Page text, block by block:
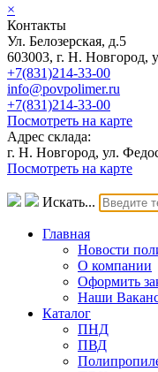
×
Контакты
Ул. Белозерская, д.5
603003, г. Н. Новгород,
+7(831)214-33-00
info@povpolimer.ru
+7(831)214-33-00
Посмотреть на карте
Адрес склада:
г. Н. Новгород, ул.
Посмотреть на карте
Искать...
Главная
Новости
О компании
Оформить
Наши
Каталог
ПНД
ПВД